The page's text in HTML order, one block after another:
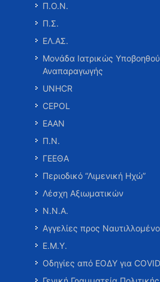
Π.Ο.Ν.
Π.Σ.
ΕΛ.ΑΣ.
Μονάδα Ιατρικώς
Αναπαραγωγής
UNHCR
CEPOL
ΕΑΑΝ
Π.Ν.
ΓΕΕΘΑ
Περιοδικό “Λιμενική Ηχώ”
Λέσχη Αξιωματικών
Ν.Ν.Α.
Αγγελίες προς
Ε.Μ.Υ.
Οδηγίες από ΕΟΔΥ για